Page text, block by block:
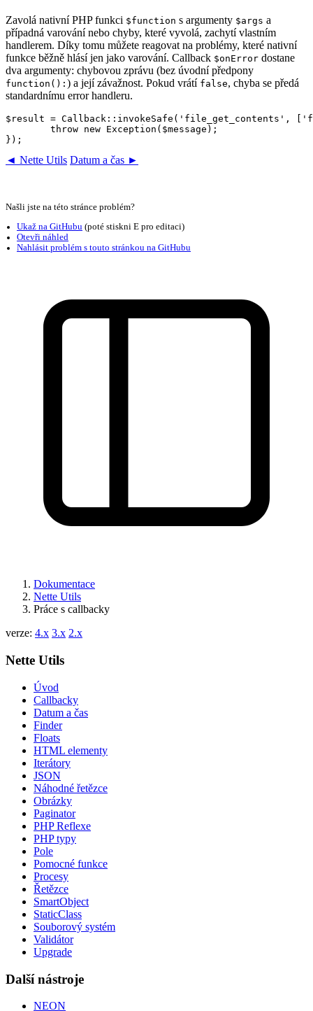
Zavolá nativní PHP funkci $function s argumenty $args a
případná varování nebo chyby, které vyvolá, zachytí vlastním
handlerem. Díky tomu můžete reagovat na problémy, které nativní
funkce běžně hlásí jen jako varování. Callback $onError dostane
dva argumenty: chybovou zprávu (bez úvodní předpony
function(): ) a její závažnost. Pokud vrátí false, chyba se předá
standardnímu error handleru.
$result =
◄ Nette Utils Datum a čas ►
Ukaž na GitHubu
Otevři náhled
Nahlásit problém s touto stránkou na GitHubu
Dokumentace
Nette Utils
Práce s callbacky
verze: 4.x 3.x 2.x
Nette Utils
Úvod
Callbacky
Datum a čas
Finder
Floats
HTML elementy
Iterátory
JSON
Náhodné řetězce
Obrázky
Paginator
PHP Reflexe
PHP typy
Pole
Pomocné funkce
Procesy
Řetězce
SmartObject
StaticClass
Souborový systém
Validátor
Upgrade
Další nástroje
NEON